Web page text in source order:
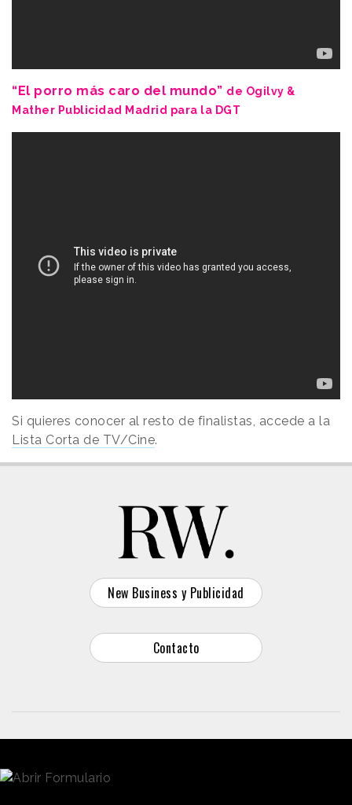
“El porro más caro del mundo” de Ogilvy &
Mather Publicidad Madrid para la DGT
Si quieres conocer al resto de finalistas, accede a la
Lista Corta de TV/Cine.
New Business y Publicidad
Contacto
Dirección: Calle Antonio Pirala 29. Madrid, 28017